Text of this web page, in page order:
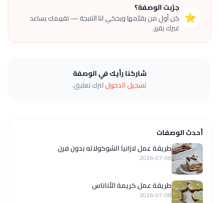
⭐
جرّبت الوصفة؟
كن أول من يقيّمها ويحكي لنا النتيجة — تقييمك يساعد
غيرك يقرر.
شاركنا رأيك في الوصفة
تسجيل الدخوللترك تعليق.
أحدث الوصفات
طريقة عمل لازانيا الشوكولاته بدون فرن
2026-07-08
طريقة عمل كريمة الأناناس
2026-07-08